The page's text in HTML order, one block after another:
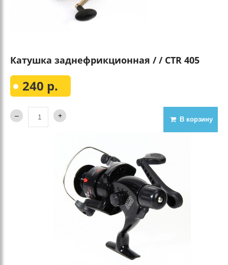
Катушка заднефрикционная / / CTR 405
240 р.
В корзину